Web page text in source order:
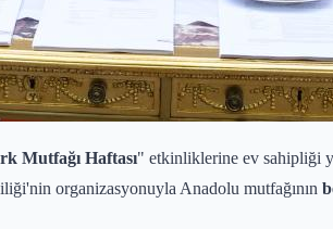
Mutfağı Haftası" etkinliklerine ev sahipliği
organizasyonuyla Anadolu mutfağının